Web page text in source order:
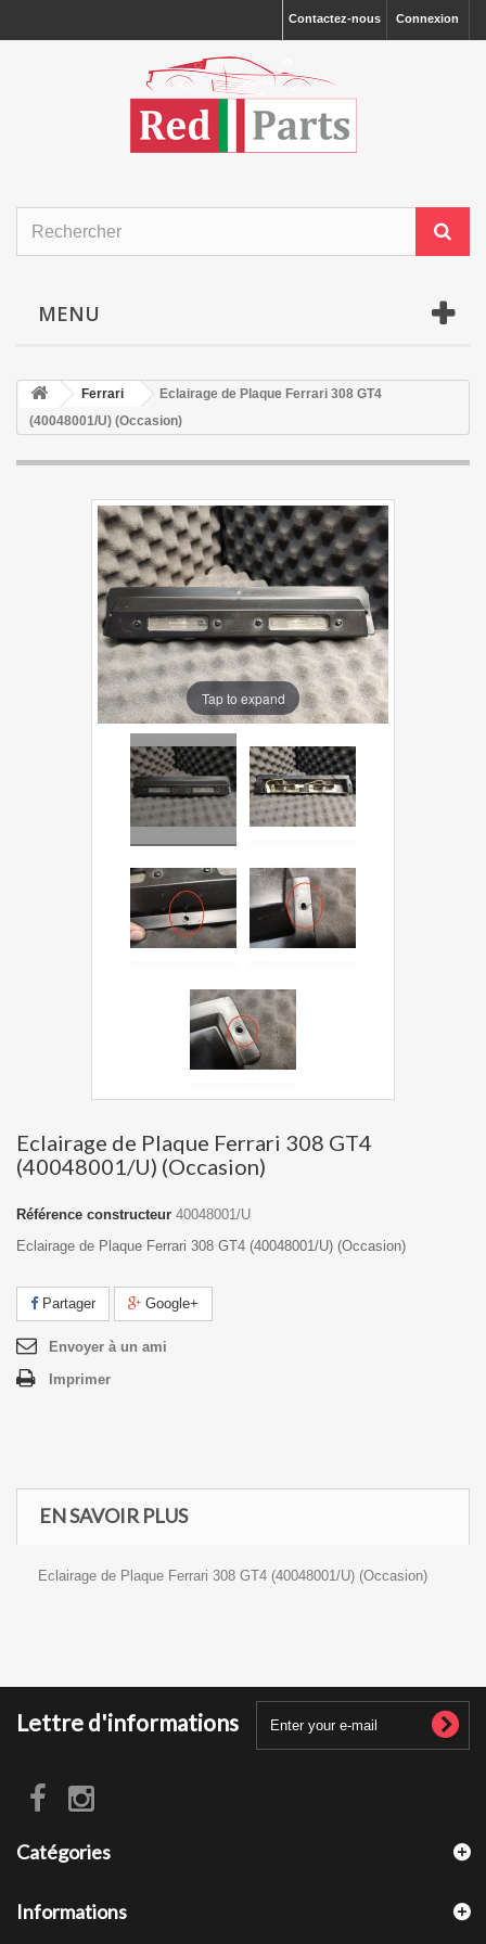
Connexion
Contactez-nous
MENU
Ferrari
Eclairage de Plaque Ferrari 308 GT4
(40048001/U) (Occasion)
Tap to expand
Eclairage de Plaque Ferrari 308 GT4
(40048001/U) (Occasion)
Référence constructeur 40048001/U
Eclairage de Plaque Ferrari 308 GT4 (40048001/U) (Occasion)
Partager Google+
Envoyer à un ami
Imprimer
EN SAVOIR PLUS
Eclairage de Plaque Ferrari 308 GT4 (40048001/U) (Occasion)
Lettre d'informations
Catégories
Informations